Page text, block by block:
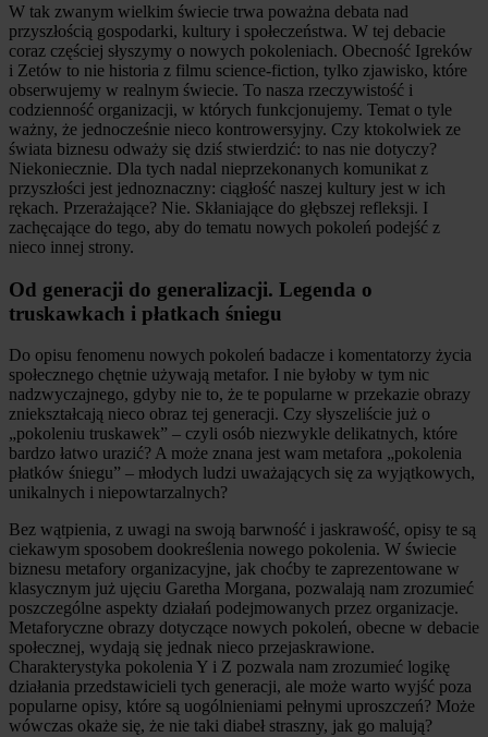
W tak zwanym wielkim świecie trwa poważna debata nad
przyszłością gospodarki, kultury i społeczeństwa. W tej debacie
coraz częściej słyszymy o nowych pokoleniach. Obecność Igreków
i Zetów to nie historia z filmu science-fiction, tylko zjawisko, które
obserwujemy w realnym świecie. To nasza rzeczywistość i
codzienność organizacji, w których funkcjonujemy. Temat o tyle
ważny, że jednocześnie nieco kontrowersyjny. Czy ktokolwiek ze
świata biznesu odważy się dziś stwierdzić: to nas nie dotyczy?
Niekoniecznie. Dla tych nadal nieprzekonanych komunikat z
przyszłości jest jednoznaczny: ciągłość naszej kultury jest w ich
rękach. Przerażające? Nie. Skłaniające do głębszej refleksji. I
zachęcające do tego, aby do tematu nowych pokoleń podejść z
nieco innej strony.
Od generacji do generalizacji. Legenda o
truskawkach i płatkach śniegu
Do opisu fenomenu nowych pokoleń badacze i komentatorzy życia
społecznego chętnie używają metafor. I nie byłoby w tym nic
nadzwyczajnego, gdyby nie to, że te popularne w przekazie obrazy
zniekształcają nieco obraz tej generacji. Czy słyszeliście już o
„pokoleniu truskawek” – czyli osób niezwykle delikatnych, które
bardzo łatwo urazić? A może znana jest wam metafora „pokolenia
płatków śniegu” – młodych ludzi uważających się za wyjątkowych,
unikalnych i niepowtarzalnych?
Bez wątpienia, z uwagi na swoją barwność i jaskrawość, opisy te są
ciekawym sposobem dookreślenia nowego pokolenia. W świecie
biznesu metafory organizacyjne, jak choćby te zaprezentowane w
klasycznym już ujęciu Garetha Morgana, pozwalają nam zrozumieć
poszczególne aspekty działań podejmowanych przez organizacje.
Metaforyczne obrazy dotyczące nowych pokoleń, obecne w debacie
społecznej, wydają się jednak nieco przejaskrawione.
Charakterystyka pokolenia Y i Z pozwala nam zrozumieć logikę
działania przedstawicieli tych generacji, ale może warto wyjść poza
popularne opisy, które są uogólnieniami pełnymi uproszczeń? Może
wówczas okaże się, że nie taki diabeł straszny, jak go malują?